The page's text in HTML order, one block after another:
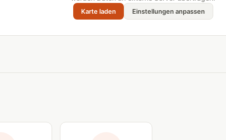
Karte laden Einstellungen anpassen